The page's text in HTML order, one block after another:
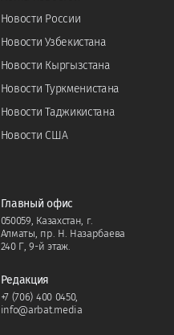
Новости России
Новости Узбекистана
Новости Кыргызстана
Новости Туркменистана
Новости Таджикистана
Новости США
Главный офис
050059, Казахстан, г.
Алматы, пр. Н. Назарбаева
240 Г, 9-й этаж.
Редакция
+7 (706) 400 0450,
info@arbat.media